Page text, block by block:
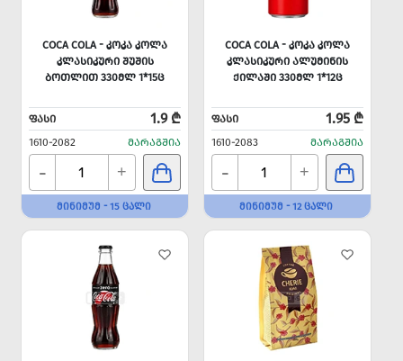
COCA COLA - ᲙᲝᲙᲐ ᲙᲝᲚᲐ
ᲙᲚᲐᲡᲘᲙᲣᲠᲘ ᲨᲣᲨᲘᲡ
ᲑᲝᲗᲚᲘᲗ 330ᲛᲚ 1*15Ც
ᲤᲐᲡᲘ 1.9 ₾
1610-2082 ᲛᲐᲠᲐᲒᲨᲘᲐ
- +
ᲛᲘᲜᲘᲛᲣᲛ - 15 ᲪᲐᲚᲘ
COCA COLA - ᲙᲝᲙᲐ ᲙᲝᲚᲐ
ᲙᲚᲐᲡᲘᲙᲣᲠᲘ ᲐᲚᲣᲛᲘᲜᲘᲡ
ᲥᲘᲚᲐᲨᲘ 330ᲛᲚ 1*12Ც
ᲤᲐᲡᲘ 1.95 ₾
1610-2083 ᲛᲐᲠᲐᲒᲨᲘᲐ
- +
ᲛᲘᲜᲘᲛᲣᲛ - 12 ᲪᲐᲚᲘ